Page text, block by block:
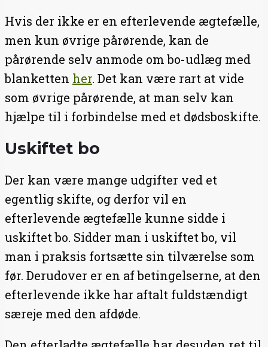
Hvis der ikke er en efterlevende ægtefælle,
men kun øvrige pårørende, kan de
pårørende selv anmode om bo-udlæg med
blanketten her. Det kan være rart at vide
som øvrige pårørende, at man selv kan
hjælpe til i forbindelse med et dødsboskifte.
Uskiftet bo
Der kan være mange udgifter ved et
egentlig skifte, og derfor vil en
efterlevende ægtefælle kunne sidde i
uskiftet bo. Sidder man i uskiftet bo, vil
man i praksis fortsætte sin tilværelse som
før. Derudover er en af betingelserne, at den
efterlevende ikke har aftalt fuldstændigt
særeje med den afdøde.